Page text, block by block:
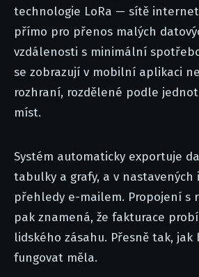
technologie LoRa — sítě
přímo pro přenos malých
vzdálenosti s minimální
se zobrazují v mobilní aplikaci
rozhraní, rozdělené podle
míst.
Systém automaticky exportuje
tabulky a grafy, a v
přehledy e-mailem. Propojení s
pak znamená, že fakturace
lidského zásahu. Přesně tak, jak
fungovat měla.